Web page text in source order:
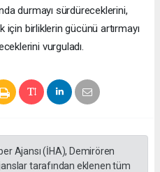
durmayı sürdüreceklerini,
birliklerin gücünü artırmayı
vurguladı.
Ajansı (İHA), Demirören
tarafından eklenen tüm